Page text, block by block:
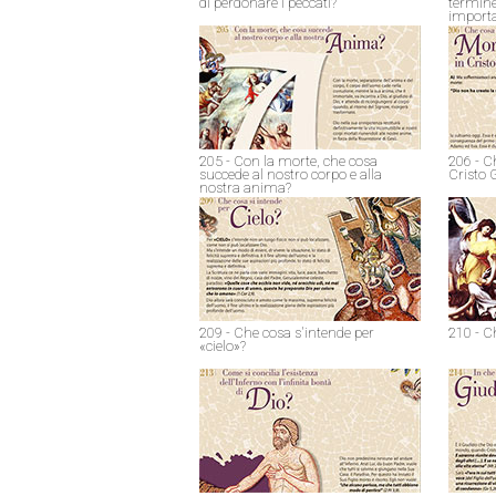
205 - Con la morte, che cosa
succede al nostro corpo e alla
nostra anima?
206 -
Cristo
209 - Che cosa s'intende per
«cielo»?
210 -